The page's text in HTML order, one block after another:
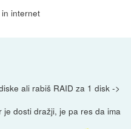
internet
ali rabiš RAID za 1 disk ->
dosti dražji, je pa res da ima